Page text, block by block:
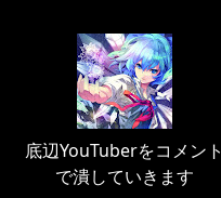
底辺YouTuberをコメント
で潰していきます